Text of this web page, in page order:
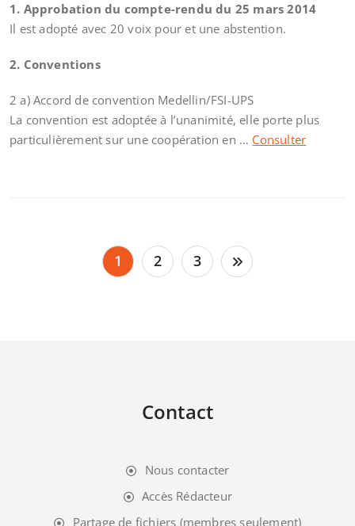
1. Approbation du compte-rendu du 25 mars 2014
Il est adopté avec 20 voix pour et une abstention.
2. Conventions
2 a) Accord de convention Medellin/FSI-UPS
La convention est adoptée à l’unanimité, elle porte plus
particulièrement sur une coopération en … Consulter
Pagination 1 2 3
Contact
Nous contacter
Accès Rédacteur
Partage de fichiers (membres seulement)